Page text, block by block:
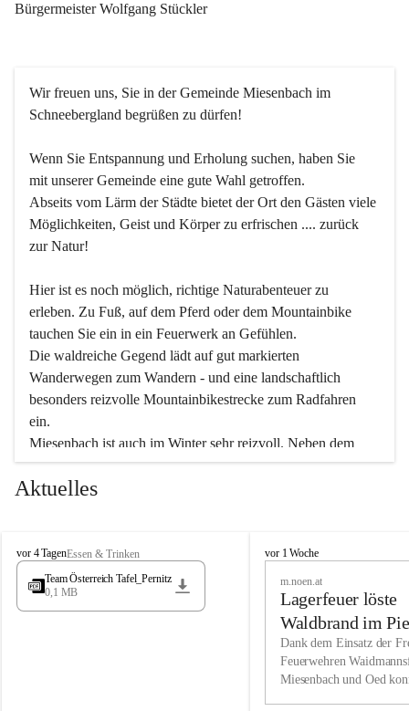
Bürgermeister Wolfgang Stückler
Wir freuen uns, Sie in der Gemeinde Miesenbach im
Schneebergland begrüßen zu dürfen!
Wenn Sie Entspannung und Erholung suchen, haben Sie
mit unserer Gemeinde eine gute Wahl getroffen.
Abseits vom Lärm der Städte bietet der Ort den Gästen viele
Möglichkeiten, Geist und Körper zu erfrischen .... zurück
zur Natur!
Hier ist es noch möglich, richtige Naturabenteuer zu
erleben. Zu Fuß, auf dem Pferd oder dem Mountainbike
tauchen Sie ein in ein Feuerwerk an Gefühlen.
Die waldreiche Gegend lädt auf gut markierten
Wanderwegen zum Wandern - und eine landschaftlich
besonders reizvolle Mountainbikestrecke zum Radfahren
ein.
Miesenbach ist auch im Winter sehr reizvoll. Neben dem
Eisstockschießen gibt es auf dem nahe gelegenen Unterberg
wunderschöne Naturschneepisten, die zum Schifahren oder
vielfältige Angebot unserer Kulturvereine.
Überzeugen Sie sich selbst, dass Sie in Miesenbach sowie
in den Beherbergungsbetrieben, Gaststätten und urigen
Wir kennen Miesenbach als lebens- und liebenswerten Ort.
Tradition und Innovation werden ebenso groß geschrieben
Aktuelles
M
i
s
vor 4 TagenEssen & Trinken
Team Österreich Tafel_Pernitz
0,1 MB
M
h
vor 1 Woche
m.noen.at
Lagerfeuer löste
Waldbrand im
aus
Dank dem Einsatz der
Feuerwehren
Miesenbach und Oed